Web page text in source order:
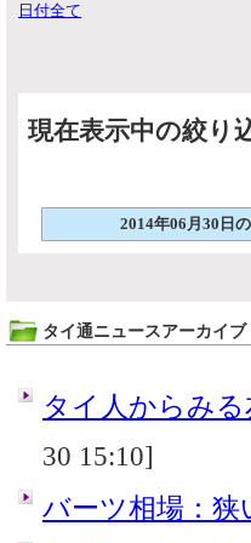
日付全て
現在表示中の絞り
2014年06月30日
タイ通ニュースアーカイブ
タイ人からみ
30 15:10]
バーツ相場：狭